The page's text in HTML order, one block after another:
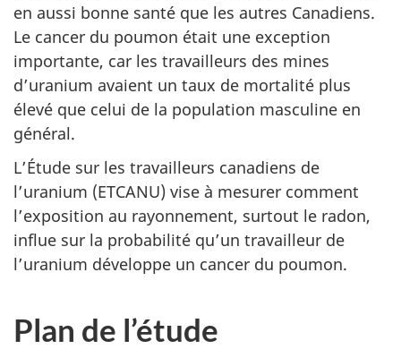
en aussi bonne santé que les autres Canadiens.
Le cancer du poumon était une exception
importante, car les travailleurs des mines
d’uranium avaient un taux de mortalité plus
élevé que celui de la population masculine en
général.
L’Étude sur les travailleurs canadiens de
l’uranium (ETCANU) vise à mesurer comment
l’exposition au rayonnement, surtout le radon,
influe sur la probabilité qu’un travailleur de
l’uranium développe un cancer du poumon.
Plan de l’étude